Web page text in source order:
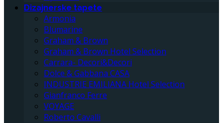
Dizajnerske tapete
Armonia
Blumarine
Graham & Brown
Graham & Brown Hotel Selection
Carrara- Decori&Decori
Dolce & Gabbana CASA
INDUSTRIE EMILIANA Hotel Selection
Gianfranco Ferre
VOYAGE
Roberto Cavalli